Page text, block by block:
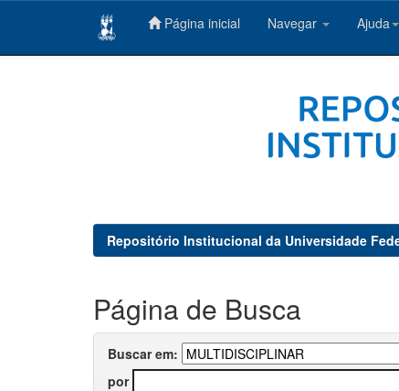
Página inicial Navegar Ajuda
Repositório Institucional da Universidade
Página de Busca
Buscar em:
por